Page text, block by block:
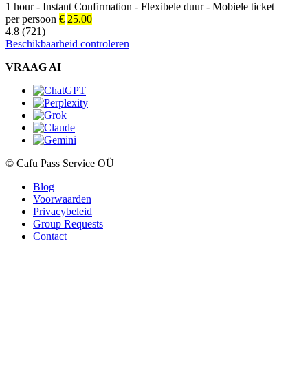
1 hour - Instant Confirmation - Flexibele duur - Mobiele ticket
per persoon € 25.00
4.8 (721)
Beschikbaarheid controleren
VRAAG AI
© Cafu Pass Service OÜ
Blog
Voorwaarden
Privacybeleid
Group Requests
Contact